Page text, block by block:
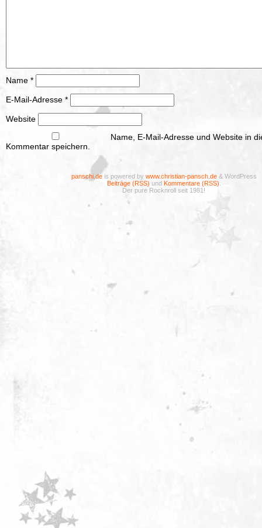
Name *
E-Mail-Adresse *
Website
Name, E-Mail-Adresse und Website in
Kommentar speichern.
panschi.deis powered by www.christian-pansch.de& WordPress
Beiträge (RSS) und Kommentare (RSS)
Der pure Rocknroll seit 1981!